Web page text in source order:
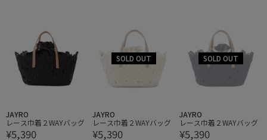
JAYRO
レース巾着２WAYバッグ
¥5,390
JAYRO
レース巾着２WAYバッグ
¥5,390
JAYRO
レース巾着２WAYバッグ
¥5,390